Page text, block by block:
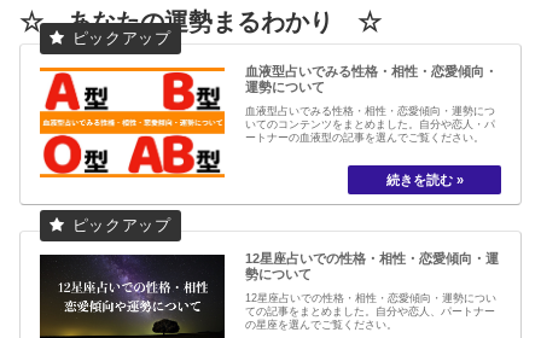
☆ あなたの運勢まるわかり ☆
血液型占いでみる性格・相性・恋愛傾向・
運勢について
血液型占いでみる性格・相性・恋愛傾向・運勢につ
いてのコンテンツをまとめました。自分や恋人・パ
ートナーの血液型の記事を選んでご覧ください。
12星座占いでの性格・相性・恋愛傾向・運
勢について
12星座占いでの性格・相性・恋愛傾向・運勢につい
ての記事をまとめました。自分や恋人、パートナー
の星座を選んでご覧ください。